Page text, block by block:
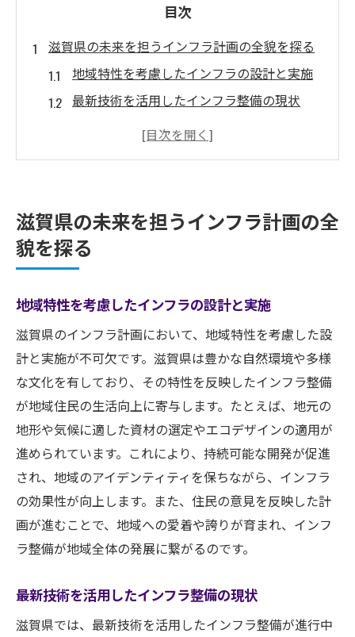
目次
滋賀県の未来を担うインフラ計画の全貌を探る
地域特性を考慮したインフラの設計と実施
最新技術を活用したインフラ整備の現状
環境に配慮した持続可能なインフラの必要
未来を見据えたインフラ計画の長期的ビジ
ョン
ット
生活の質向上に寄与するインフラの要件
移動の効率化と時間短縮の具体的効果
安全性の向上と住民の安心感の増強
地域経済への波及効果による生活改善
災害に強い地域づくりとインフラの役割
次世代に継承可能なインフラの構築
インフラ計画がもたらす滋賀県の経済活性化の
可能性
新たなビジネスチャンスの創出と拡大
雇用創出と地元労働力の活用促進
観光業の発展を促進するインフラの役目
滋賀県の未来を担うインフラ計画の全
貌を探る
地域特性を考慮したインフラの設計と実施
滋賀県のインフラ計画において、地域特性を考慮した設
計と実施が不可欠です。滋賀県は豊かな自然環境や多様
な文化を有しており、その特性を反映したインフラ整備
が地域住民の生活向上に寄与します。たとえば、地元の
地形や気候に適した資材の選定やエコデザインの適用が
進められています。これにより、持続可能な開発が促進
され、地域のアイデンティティを保ちながら、インフラ
の効果性が向上します。また、住民の意見を反映した計
画が進むことで、地域への愛着や誇りが育まれ、インフ
ラ整備が地域全体の発展に繋がるのです。
最新技術を活用したインフラ整備の現状
滋賀県では、最新技術を活用したインフラ整備が進行中